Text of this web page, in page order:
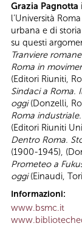
Grazia Pagnotta
l’Università
urbana e di
su questi
Tranviere
Roma in
(Editori Riuniti,
Sindaci a Roma.
oggi(Donzelli,
Roma
(Editori Riuniti
Dentro Roma.
(1900-1945),
Prometeo a
oggi(Einaudi,
Informazioni:
www.bsmc.it